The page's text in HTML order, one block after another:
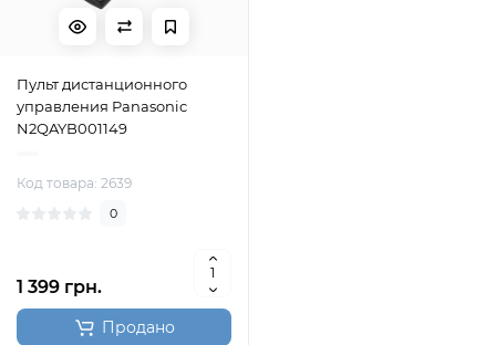
Пульт дистанционного
управления Panasonic
N2QAYB001149
Код товара: 2639
0
1 399 грн.
Продано